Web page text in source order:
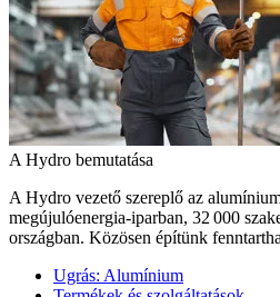
A Hydro bemutatása
A Hydro vezető szereplő az
megújulóenergia‑iparban, 32 000
országban. Közösen építünk
Ugrás: Alumínium